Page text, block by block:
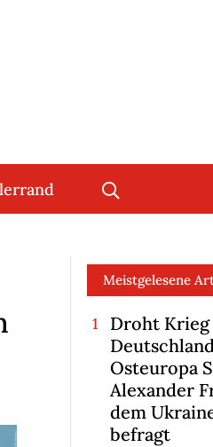
Meistgelesene
Droht Krieg
Osteuropa
Alexander
dem
befragt